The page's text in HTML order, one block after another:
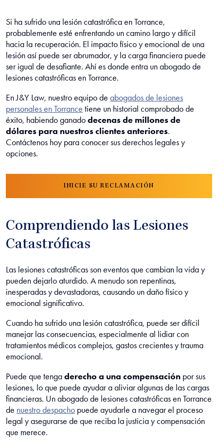
Si ha sufrido una lesión catastrófica en Torrance,
probablemente esté enfrentando un camino largo y difícil
hacia la recuperación. El impacto físico y emocional de una
lesión así puede ser abrumador, y la carga financiera puede
ser igual de desafiante. Ahí es donde entra un abogado de
lesiones catastróficas en Torrance.
En J&Y Law, nuestro equipo de abogados de lesiones
personales en Torrance tiene un historial comprobado de
éxito, habiendo ganadodecenas de millones de
dólares para nuestros clientes anteriores.
Contáctenos hoy para conocer sus derechos legales y
opciones.
INICIE SU RECLAMACIÓN
Comprendiendo las Lesiones
Catastróficas
Las lesiones catastróficas son eventos que cambian la vida y
pueden dejarlo aturdido. A menudo son repentinas,
inesperadas y devastadoras, causando un daño físico y
emocional significativo.
Cuando ha sufrido una lesión catastrófica, puede ser difícil
manejar las consecuencias, especialmente al lidiar con
tratamientos médicos complejos, gastos crecientes y trauma
emocional.
Puede que tengaderecho a una compensación por sus
lesiones, lo que puede ayudar a aliviar algunas de las cargas
financieras. Un abogado de lesiones catastróficas en Torrance
de nuestro despacho puede ayudarle a navegar el proceso
legal y asegurarse de que reciba la justicia y compensación
que merece.